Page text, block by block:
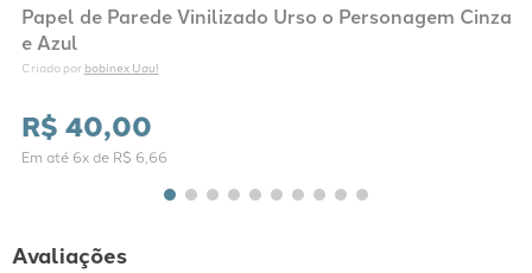
Papel de Parede Vinilizado Urso o Personagem Cinza
e Azul
Criado por bobinex Uau!
R$ 40,00
Em até 6x de R$ 6 66
Avaliações